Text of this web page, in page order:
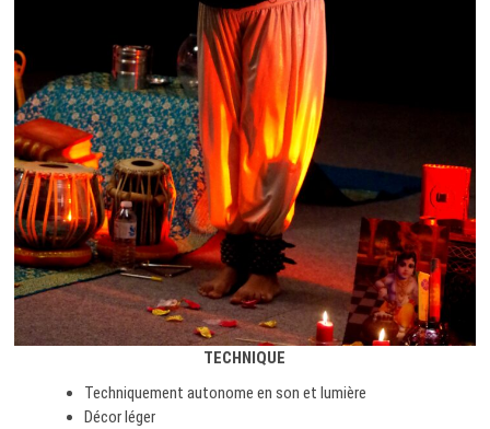
TECHNIQUE
Techniquement autonome en son et lumière
Décor léger